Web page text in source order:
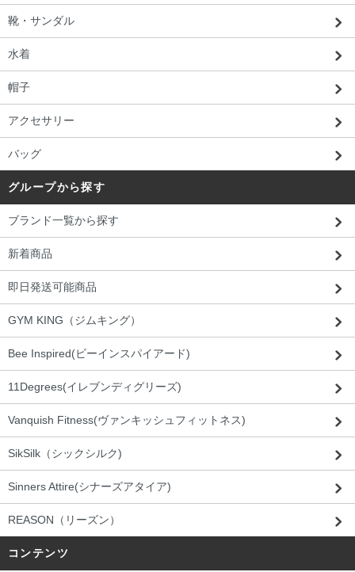
靴・サンダル
水着
帽子
アクセサリー
バッグ
グループから探す
ブランド一覧から探す
新着商品
即日発送可能商品
GYM KING（ジムキング）
Bee Inspired(ビーインスパイアード)
11Degrees(イレブンディグリーズ)
Vanquish Fitness(ヴァンキッシュフィットネス)
SikSilk（シックシルク)
Sinners Attire(シナーズアタイア)
REASON（リーズン）
コンテンツ